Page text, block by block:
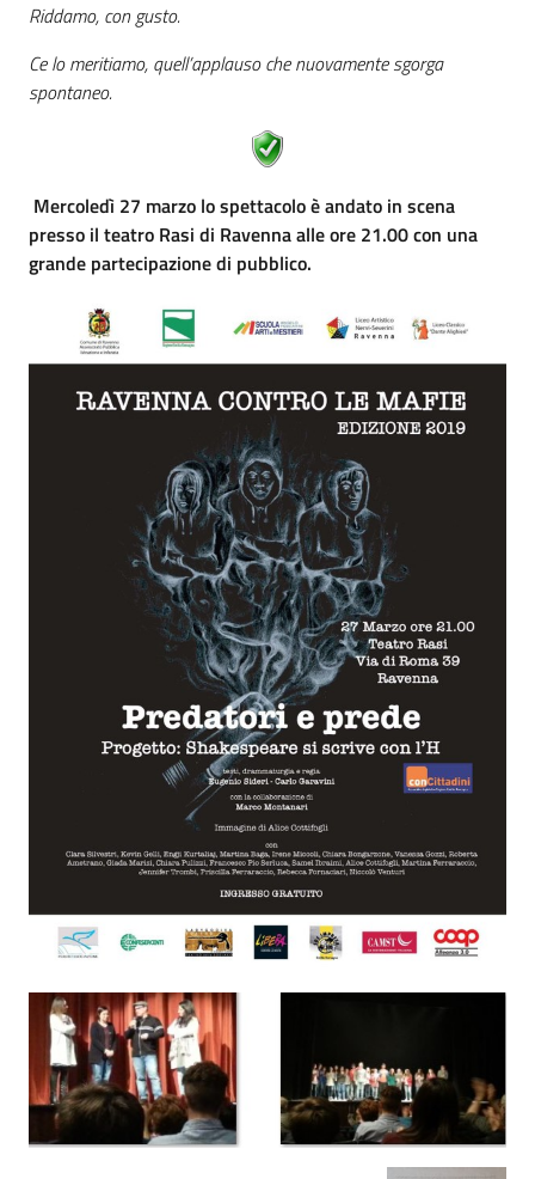
Riddamo, con gusto.
Ce lo meritiamo, quell’applauso che nuovamente sgorga
spontaneo.
Mercoledì 27 marzo lo spettacoloè andato in scena
presso il teatro Rasi di Ravenna alle ore 21.00 con una
grande partecipazione di pubblico.